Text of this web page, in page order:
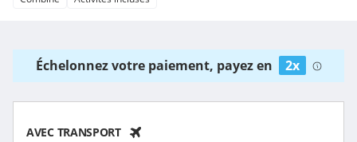
Échelonnez votre paiement, payez en 2x
AVEC TRANSPORT